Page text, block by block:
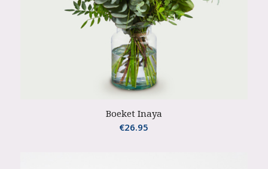
Boeket Inaya
€26.95